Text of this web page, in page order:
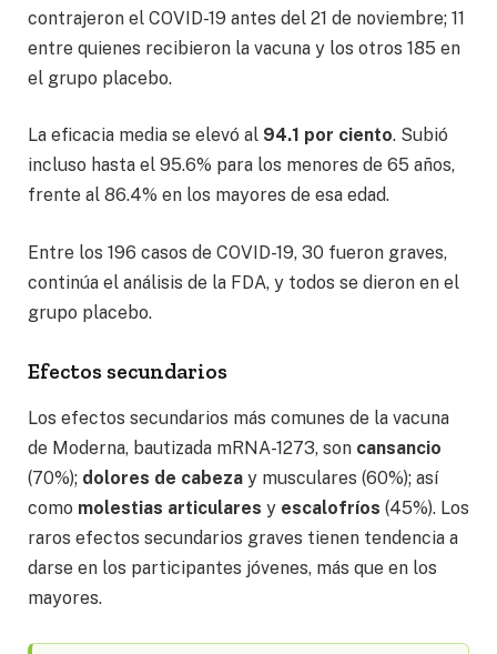
contrajeron el COVID-19 antes del 21 de noviembre; 11
entre quienes recibieron la vacuna y los otros 185 en
el grupo placebo.
La eficacia media se elevó al 94.1 por ciento. Subió
incluso hasta el 95.6% para los menores de 65 años,
frente al 86.4% en los mayores de esa edad.
Entre los 196 casos de COVID-19, 30 fueron graves,
continúa el análisis de la FDA, y todos se dieron en el
grupo placebo.
Efectos secundarios
Los efectos secundarios más comunes de la vacuna
de Moderna, bautizada mRNA-1273, son cansancio
(70%); dolores de cabeza y musculares (60%); así
como molestias articulares y escalofríos (45%). Los
raros efectos secundarios graves tienen tendencia a
darse en los participantes jóvenes, más que en los
mayores.